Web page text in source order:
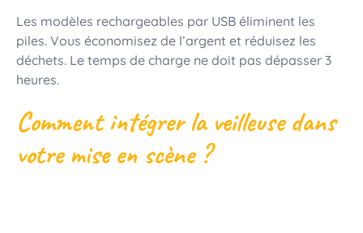
Les modèles rechargeables par USB éliminent les
piles. Vous économisez de l’argent et réduisez les
déchets. Le temps de charge ne doit pas dépasser 3
heures.
Comment intégrer la veilleuse dans
votre mise en scène ?